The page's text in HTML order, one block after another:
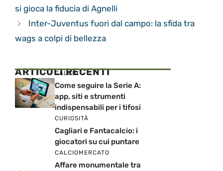
si gioca la fiducia di Agnelli
Inter-Juventus fuori dal campo: la sfida tra
wags a colpi di bellezza
ARTICOLI RECENTI
CALCIO
Come seguire la Serie A:
app, siti e strumenti
indispensabili per i tifosi
CURIOSITÀ
Cagliari e Fantacalcio: i
giocatori su cui puntare
CALCIOMERCATO
Affare monumentale tra